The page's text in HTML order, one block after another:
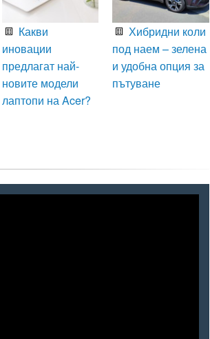
Какви
иновации
предлагат най-
новите модели
лаптопи на Acer?
Хибридни коли
под наем – зелена
и удобна опция за
пътуване